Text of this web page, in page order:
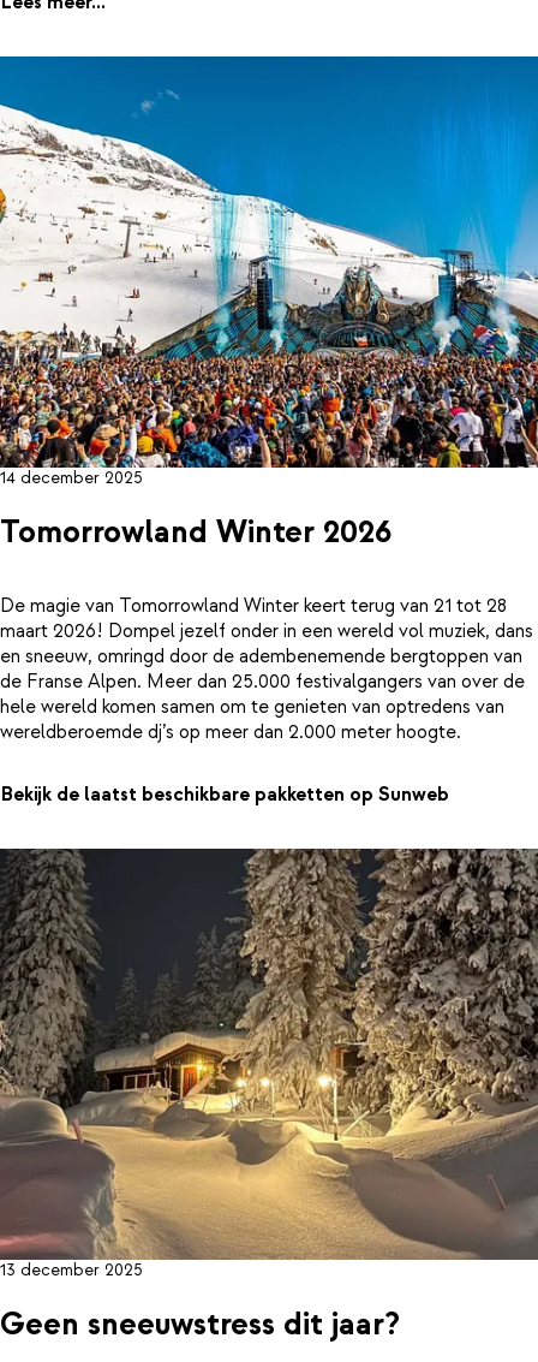
14 december 2025
Tomorrowland Winter 2026
De magie van Tomorrowland Winter keert terug van 21 tot 28
maart 2026! Dompel jezelf onder in een wereld vol muziek, dans
en sneeuw, omringd door de adembenemende bergtoppen van
de Franse Alpen. Meer dan 25.000 festivalgangers van over de
hele wereld komen samen om te genieten van optredens van
wereldberoemde dj’s op meer dan 2.000 meter hoogte.
Bekijk de laatst beschikbare pakketten op Sunweb
13 december 2025
Geen sneeuwstress dit jaar?